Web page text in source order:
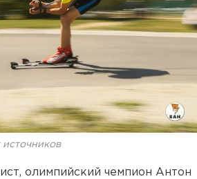
олимпийский чемпион Антон